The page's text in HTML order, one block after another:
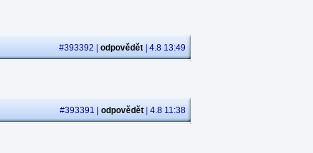
#393392 | odpovědět | 4.8 13:49
#393391 | odpovědět | 4.8 11:38